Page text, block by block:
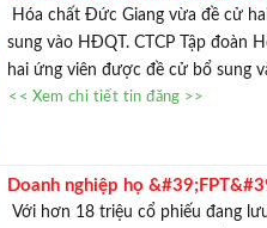
DGC tăng trần
Hóa chất Đức Giang vừa đề cử
sung vào HĐQT. CTCP Tập đoàn
hai ứng viên được đề cử bổ sung
<< Xem chi tiết tin đăng >>
Doanh nghiệp họ
Với hơn 18 triệu cổ phiếu đang